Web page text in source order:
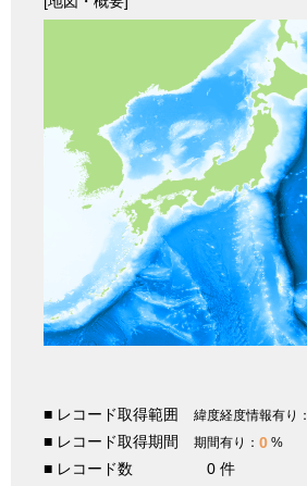
■ レコード取得範囲 緯度経度情報有り：
■ レコード取得期間 期間有り： 0 %
■ レコード数
0 件